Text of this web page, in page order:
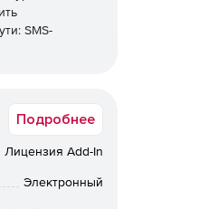
SMS-
системах.
Подробнее
Лицензия Add-In
Электронный